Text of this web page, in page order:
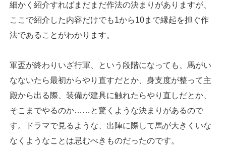
細かく紹介すればまだまだ作法の決まりがありますが、
ここで紹介した内容だけでも1から10まで縁起を担ぐ作
法であることがわかります。
軍盃が終わりいざ行軍、という段階になっても、馬がい
なないたら最初からやり直すだとか、身支度が整って主
殿から出る際、装備が建具に触れたらやり直しだとか、
そこまでやるのか……と驚くような決まりがあるので
す。ドラマで見るような、出陣に際して馬が大きくいな
なくようなことは忌むべきものだったのです。